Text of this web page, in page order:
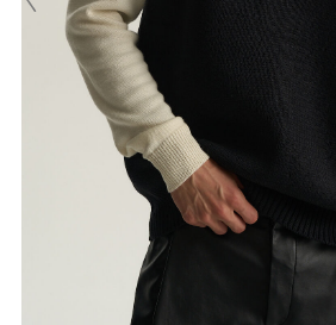
Добавляйте товары
в корзину
Оплачивайте сегодня только
% картой любого банка
Получайте товар